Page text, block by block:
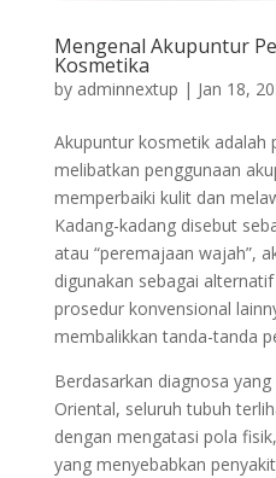
Mengenal Akupuntur
Kosmetika
by adminnextup | Jan 18,
Akupuntur kosmetik adalah
melibatkan penggunaan
memperbaiki kulit dan
Kadang-kadang disebut
atau “peremajaan wajah”,
digunakan sebagai
prosedur konvensional
membalikkan tanda-tanda
Berdasarkan diagnosa
Oriental, seluruh tubuh
dengan mengatasi pola
yang menyebabkan